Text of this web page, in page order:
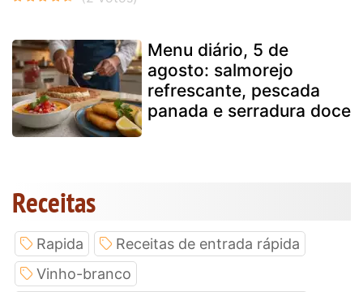
Menu diário, 5 de
agosto: salmorejo
refrescante, pescada
panada e serradura doce
Receitas
Rapida
Receitas de entrada rápida
Vinho-branco